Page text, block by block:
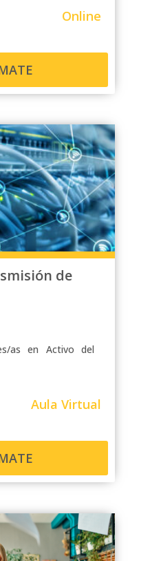
Online
de
as en Activo del
Aula Virtual